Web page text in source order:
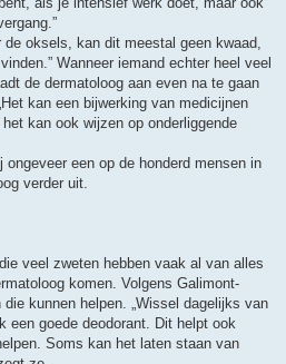
de oksels, kan dit meestal geen kwaad,
Wanneer iemand echter heel veel
de dermatoloog aan even na te gaan
kan een bijwerking van medicijnen
kan ook wijzen op onderliggende
een op de honderd mensen in
verder uit.
veel zweten hebben vaak al van alles
komen. Volgens Galimont-
kunnen helpen. „Wissel dagelijks van
een goede deodorant. Dit helpt ook
Soms kan het laten staan van